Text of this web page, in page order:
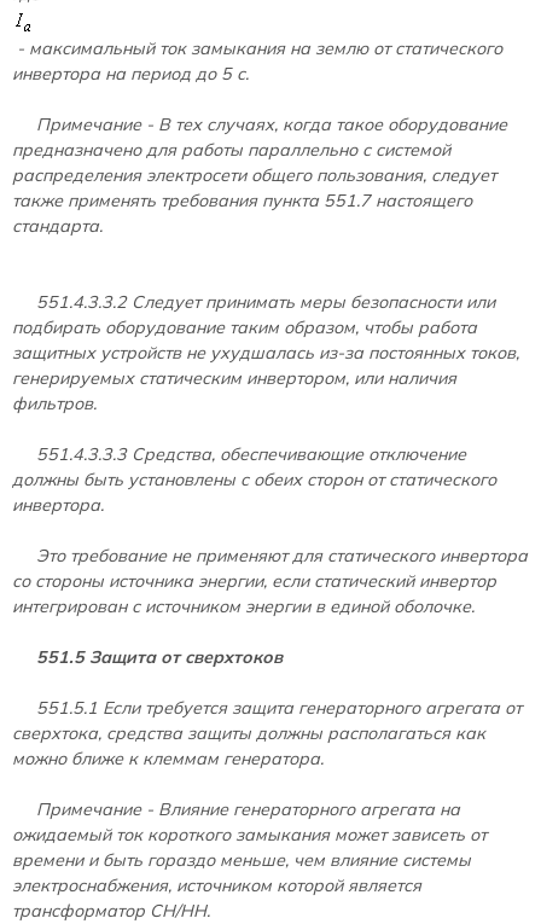
- максимальный ток замыкания на землю от статического
инвертора на период до 5 с.
Примечание - В тех случаях, когда такое оборудование
предназначено для работы параллельно с системой
распределения электросети общего пользования, следует
также применять требования пункта 551.7 настоящего
стандарта.
551.4.3.3.2 Следует принимать меры безопасности или
подбирать оборудование таким образом, чтобы работа
защитных устройств не ухудшалась из-за постоянных токов,
генерируемых статическим инвертором, или наличия
фильтров.
551.4.3.3.3 Средства, обеспечивающие отключение
должны быть установлены с обеих сторон от статического
инвертора.
Это требование не применяют для статического инвертора
со стороны источника энергии, если статический инвертор
интегрирован с источником энергии в единой оболочке.
551.5 Защита от сверхтоков
551.5.1 Если требуется защита генераторного агрегата от
сверхтока, средства защиты должны располагаться как
можно ближе к клеммам генератора.
Примечание - Влияние генераторного агрегата на
ожидаемый ток короткого замыкания может зависеть от
времени и быть гораздо меньше, чем влияние системы
электроснабжения, источником которой является
трансформатор СН/НН.